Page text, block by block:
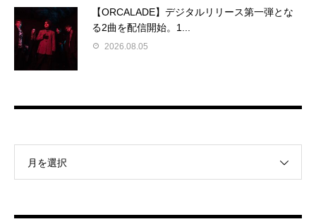
【ORCALADE】デジタルリリース第一弾とな
る2曲を配信開始。1...
2026.08.05
月を選択